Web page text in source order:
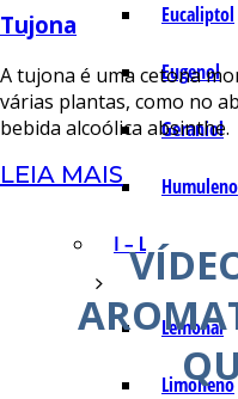
Eucaliptol
Eugenol
Geraniol
Humuleno
I – L
Lemonal
Limoneno
Tujona
A tujona é uma cetona
várias plantas, como no
bebida alcoólica absinthe.
LEIA MAIS